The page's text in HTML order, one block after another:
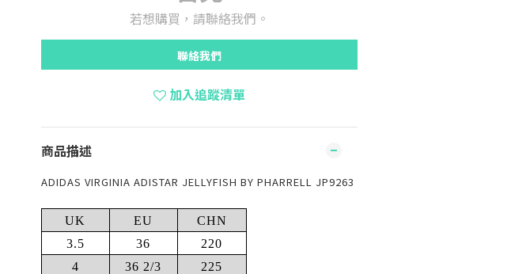
若想購買，請聯絡我們。
聯絡我們
加入追蹤清單
商品描述
ADIDAS VIRGINIA ADISTAR JELLYFISH BY PHARRELL JP9263
UK EU
CHN
3.5
36
220
4
36 2/3
225